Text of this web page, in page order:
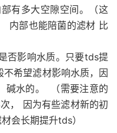
有多大空隙空间。（这
内部也能陪菌的滤材 比
否影响水质。只要tds提
希望滤材影响水质，因
碱水的。 （需要注意的
， 因为有些滤材新的初
会长期提升tds）